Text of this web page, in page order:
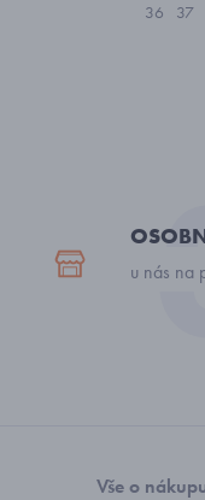
36 37
u nás na
Vše o